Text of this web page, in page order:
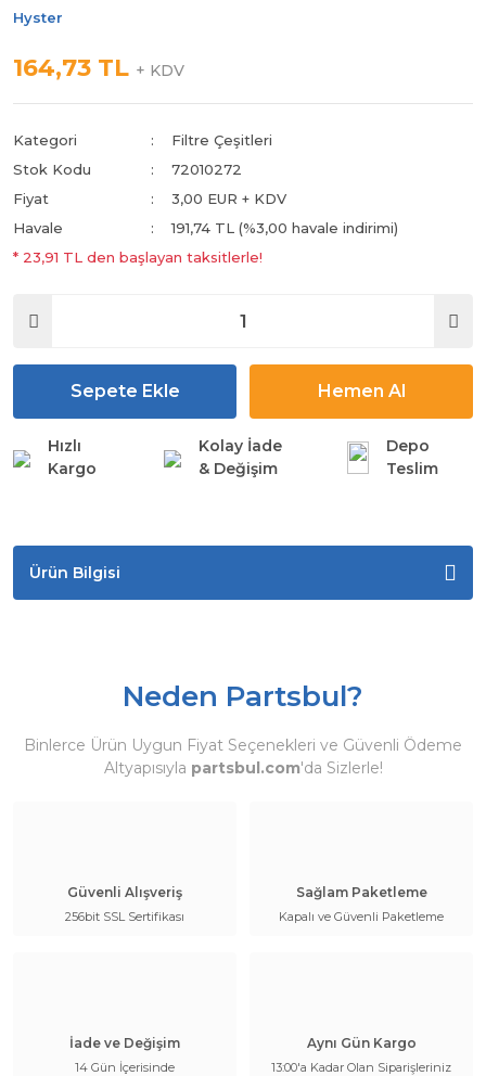
Hyster
164,73 TL + KDV
Kategori
Filtre Çeşitleri
Stok Kodu
72010272
Fiyat
3,00 EUR + KDV
Havale
191,74 TL (%3,00 havale indirimi)
* 23,91 TL den başlayan taksitlerle!
Sepete Ekle Hemen Al
Hızlı
Kargo
Kolay İade
& Değişim
Depo
Teslim
Ürün Bilgisi
Neden Partsbul?
Binlerce Ürün Uygun Fiyat Seçenekleri ve Güvenli Ödeme
Altyapısıyla partsbul.com'da Sizlerle!
Güvenli Alışveriş
256bit SSL Sertifikası
Sağlam Paketleme
Kapalı ve Güvenli Paketleme
İade ve Değişim
14 Gün İçerisinde
Aynı Gün Kargo
13:00'a Kadar Olan Siparişleriniz